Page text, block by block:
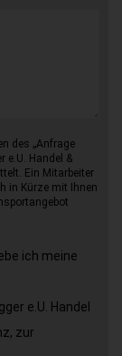
des „Anfrage
e.U. Handel &
Ein Mitarbeiter
in Kürze mit Ihnen
ich meine
e.U. Handel
zur